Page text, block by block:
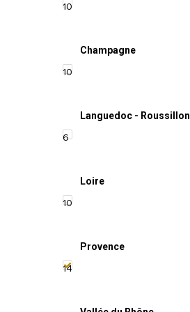
10
Champagne
10
Languedoc - Roussillon
6
Loire
10
Provence
14